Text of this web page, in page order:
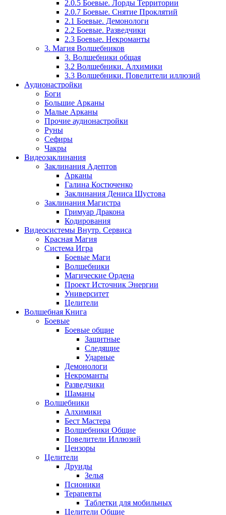
2.0.5 Боевые. Лорды Территории
2.0.7 Боевые. Снятие Проклятий
2.1 Боевые. Демонологи
2.2 Боевые. Разведчики
2.3 Боевые. Некроманты
3. Магия Волшебников
3. Волшебники общая
3.2 Волшебники. Алхимики
3.3 Волшебники. Повелители иллюзий
Аудионастройки
Боги
Большие Арканы
Малые Арканы
Прочие аудионастройки
Руны
Сефиры
Чакры
Видеозаклинания
Заклинания Адептов
Арканы
Галина Костюченко
Заклинания Дениса Шустова
Заклинания Магистра
Гримуар Дракона
Кодирования
Видеосистемы Внутр. Сервиса
Красная Магия
Система Игра
Боевые Маги
Волшебники
Магические Ордена
Проект Источник Энергии
Университет
Целители
Волшебная Книга
Боевые
Боевые общие
Защитные
Следящие
Ударные
Демонологи
Некроманты
Разведчики
Шаманы
Волшебники
Алхимики
Бест Мастера
Волшебники Общие
Повелители Иллюзий
Цензоры
Целители
Друиды
Зелья
Псионики
Терапевты
Таблетки для мобильных
Целители Общие